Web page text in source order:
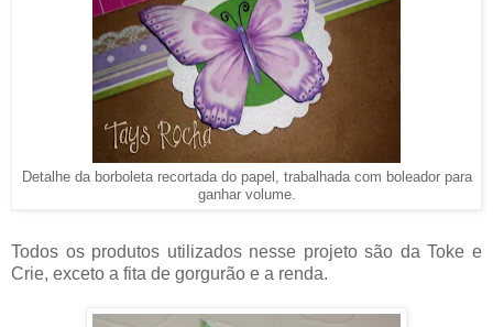
Detalhe da borboleta recortada do papel, trabalhada com boleador para
ganhar volume.
Todos os produtos utilizados nesse projeto são da Toke e
Crie, exceto a fita de gorgurão e a renda.